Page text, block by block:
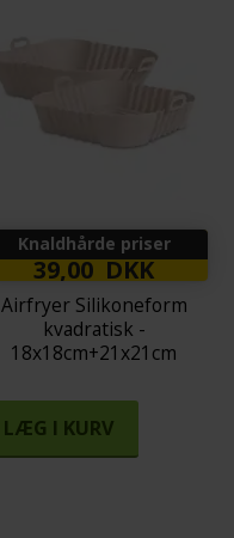
Knaldhårde priser
39,00 DKK
Airfryer Silikoneform
kvadratisk -
18x18cm+21x21cm
LÆG I KURV